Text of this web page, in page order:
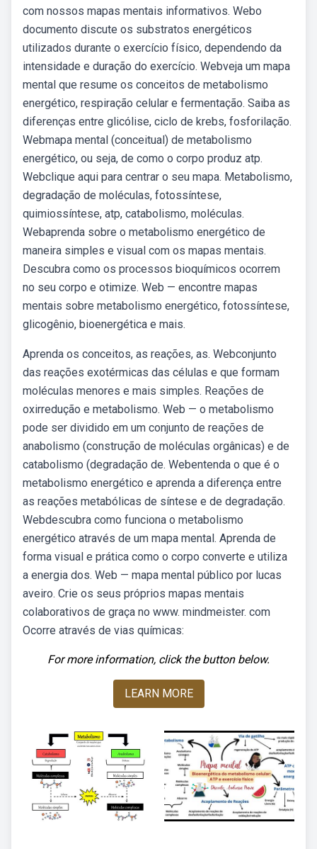
com nossos mapas mentais informativos. Webo
documento discute os substratos energéticos
utilizados durante o exercício físico, dependendo da
intensidade e duração do exercício. Webveja um mapa
mental que resume os conceitos de metabolismo
energético, respiração celular e fermentação. Saiba as
diferenças entre glicólise, ciclo de krebs, fosforilação.
Webmapa mental (conceitual) de metabolismo
energético, ou seja, de como o corpo produz atp.
Webclique aqui para centrar o seu mapa. Metabolismo,
degradação de moléculas, fotossíntese,
quimiossíntese, atp, catabolismo, moléculas.
Webaprenda sobre o metabolismo energético de
maneira simples e visual com os mapas mentais.
Descubra como os processos bioquímicos ocorrem
no seu corpo e otimize. Web — encontre mapas
mentais sobre metabolismo energético, fotossíntese,
glicogênio, bioenergética e mais.
Aprenda os conceitos, as reações, as. Webconjunto
das reações exotérmicas das células e que formam
moléculas menores e mais simples. Reações de
oxirredução e metabolismo. Web — o metabolismo
pode ser dividido em um conjunto de reações de
anabolismo (construção de moléculas orgânicas) e de
catabolismo (degradação de. Webentenda o que é o
metabolismo energético e aprenda a diferença entre
as reações metabólicas de síntese e de degradação.
Webdescubra como funciona o metabolismo
energético através de um mapa mental. Aprenda de
forma visual e prática como o corpo converte e utiliza
a energia dos. Web — mapa mental público por lucas
aveiro. Crie os seus próprios mapas mentais
colaborativos de graça no www. mindmeister. com
Ocorre através de vias químicas:
For more information, click the button below.
LEARN MORE